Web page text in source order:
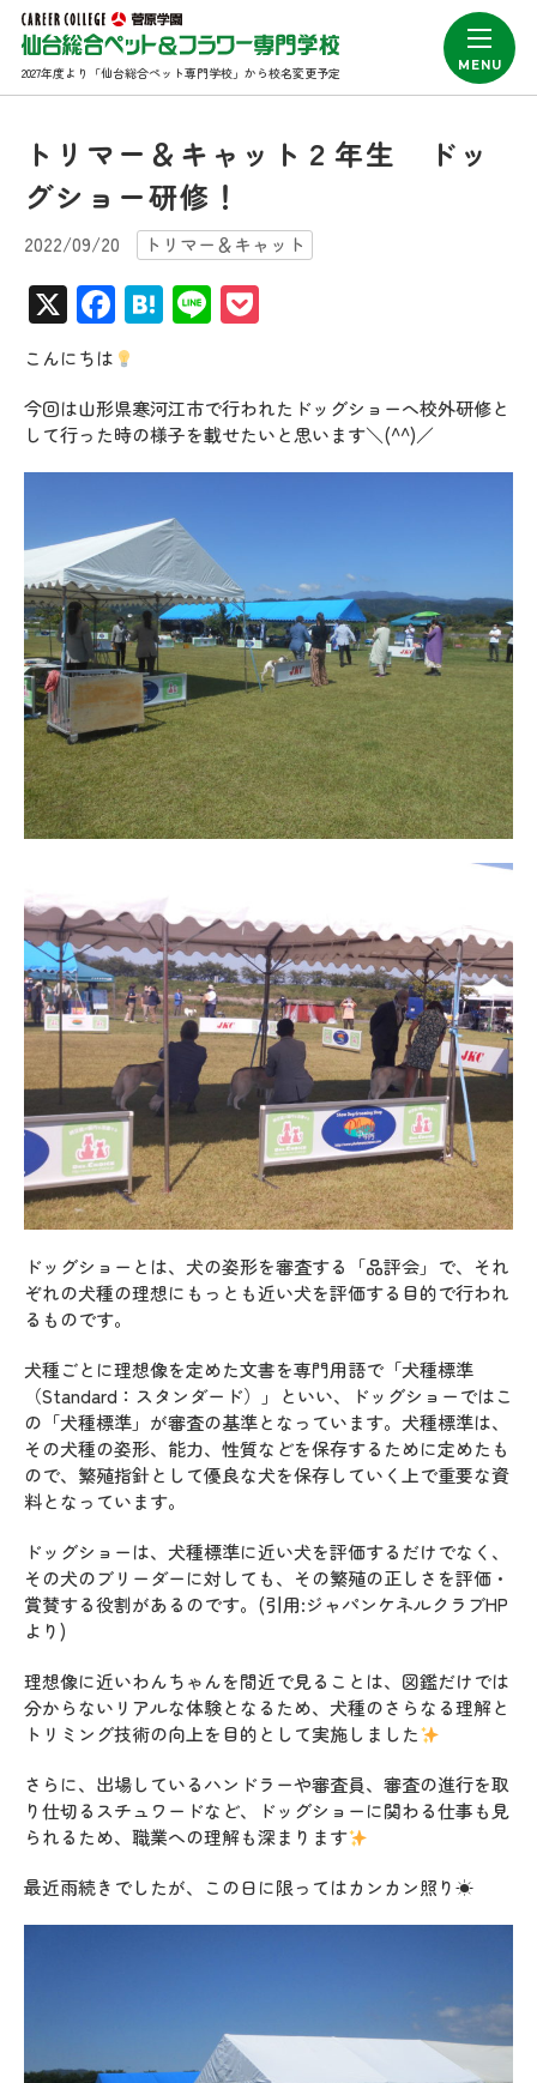
2027年度より「仙台総合ペット専門学校」から校名変更予定
トリマー＆キャット２年生 ドッ
グショー研修！
2022/09/20 トリマー＆キャット
X Facebook
Hatena
Line
こんにちは
今回は山形県寒河江市で行われたドッグショーへ校外研修と
して行った時の様子を載せたいと思います＼(^^)／
ドッグショーとは、犬の姿形を審査する「品評会」で、それ
ぞれの犬種の理想にもっとも近い犬を評価する目的で行われ
るものです。
犬種ごとに理想像を定めた文書を専門用語で「犬種標準
（Standard：スタンダード）」といい、ドッグショーではこ
の「犬種標準」が審査の基準となっています。犬種標準は、
その犬種の姿形、能力、性質などを保存するために定めたも
ので、繁殖指針として優良な犬を保存していく上で重要な資
料となっています。
ドッグショーは、犬種標準に近い犬を評価するだけでなく、
その犬のブリーダーに対しても、その繁殖の正しさを評価・
賞賛する役割があるのです。(引用:ジャパンケネルクラブHP
より)
理想像に近いわんちゃんを間近で見ることは、図鑑だけでは
分からないリアルな体験となるため、犬種のさらなる理解と
トリミング技術の向上を目的として実施しました
さらに、出場しているハンドラーや審査員、審査の進行を取
り仕切るスチュワードなど、ドッグショーに関わる仕事も見
られるため、職業への理解も深まります
最近雨続きでしたが、この日に限ってはカンカン照り☀